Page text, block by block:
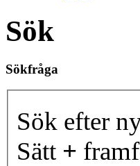
Sök
Sökfråga
Sök efter
Sätt +